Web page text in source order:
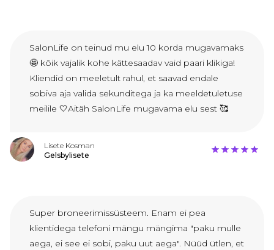
SalonLife on teinud mu elu 10 korda mugavamaks
🤩 kõik vajalik kohe kättesaadav vaid paari klikiga!
Kliendid on meeletult rahul, et saavad endale
sobiva aja valida sekunditega ja ka meeldetuletuse
meilile 🤍Aitäh SalonLife mugavama elu sest 🥰
Lisete Kosman
Gelsbylisete
Super broneerimissüsteem. Enam ei pea
klientidega telefoni mängu mängima "paku mulle
aega, ei see ei sobi, paku uut aega". Nüüd ütlen, et